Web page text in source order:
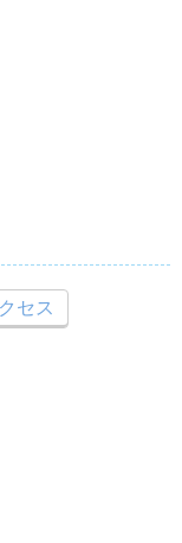
セス